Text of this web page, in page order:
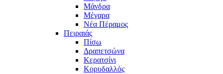
Μάνδρα
Μέγαρα
Νέα Πέραμος
Πειραιάς
Πίσω
Δραπετσώνα
Κερατσίνι
Κορυδαλλός